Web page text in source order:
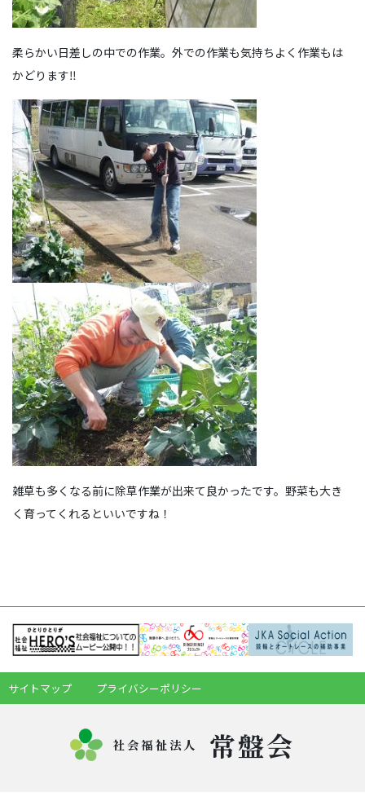
柔らかい日差しの中での作業。外での作業も気持ちよく作業もは
かどります‼
雑草も多くなる前に除草作業が出来て良かったです。野菜も大き
く育ってくれるといいですね！
サイトマップ プライバシーポリシー
社会福祉法人 常盤会